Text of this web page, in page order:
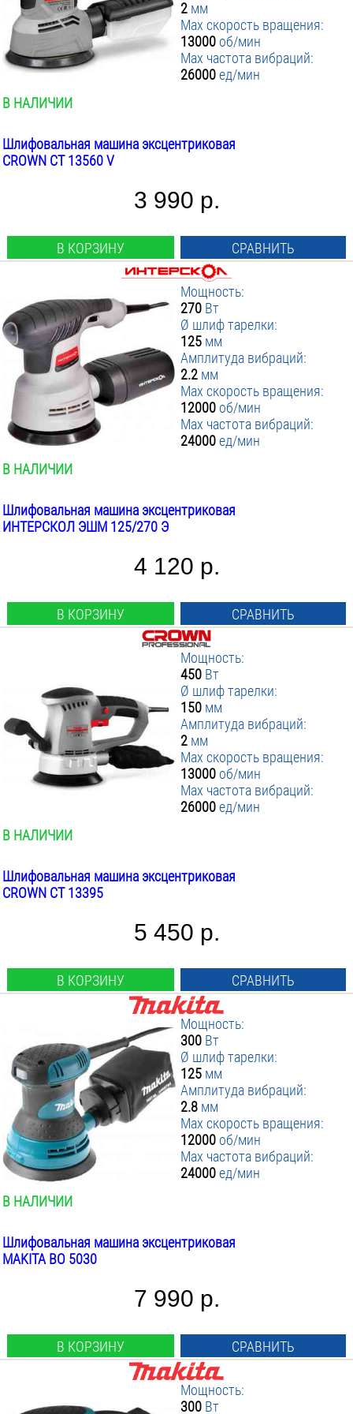
2 мм
Max скорость вращения:
13000 об/мин
Max частота вибраций:
26000ед/мин
В НАЛИЧИИ
Шлифовальная машина эксцентриковая
CROWN CT 13560 V
3 990 р.
В КОРЗИНУ СРАВНИТЬ
Мощность:
270 Вт
Ø шлиф тарелки:
125 мм
Амплитуда вибраций:
2.2 мм
Max скорость вращения:
12000 об/мин
Max частота вибраций:
24000ед/мин
В НАЛИЧИИ
Шлифовальная машина эксцентриковая
ИНТЕРСКОЛ ЭШМ 125/270 Э
4 120 р.
В КОРЗИНУ СРАВНИТЬ
Мощность:
450 Вт
Ø шлиф тарелки:
150 мм
Амплитуда вибраций:
2 мм
Max скорость вращения:
13000 об/мин
Max частота вибраций:
26000ед/мин
В НАЛИЧИИ
Шлифовальная машина эксцентриковая
CROWN CT 13395
5 450 р.
В КОРЗИНУ СРАВНИТЬ
Мощность:
300 Вт
Ø шлиф тарелки:
125 мм
Амплитуда вибраций:
2.8 мм
Max скорость вращения:
12000 об/мин
Max частота вибраций:
24000ед/мин
В НАЛИЧИИ
Шлифовальная машина эксцентриковая
MAKITA BO 5030
7 990 р.
В КОРЗИНУ СРАВНИТЬ
Мощность:
300 Вт